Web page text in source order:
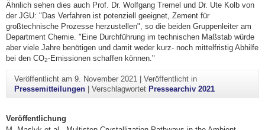
Ähnlich sehen dies auch Prof. Dr. Wolfgang Tremel und Dr. Ute Kolb von
der JGU: "Das Verfahren ist potenziell geeignet, Zement für
großtechnische Prozesse herzustellen", so die beiden Gruppenleiter am
Department Chemie. "Eine Durchführung im technischen Maßstab würde
aber viele Jahre benötigen und damit weder kurz- noch mittelfristig Abhilfe
bei den CO2-Emissionen schaffen können."
Veröffentlicht am 9. November 2021| Veröffentlicht in
Pressemitteilungen| Verschlagwortet Pressearchiv 2021
Veröffentlichung